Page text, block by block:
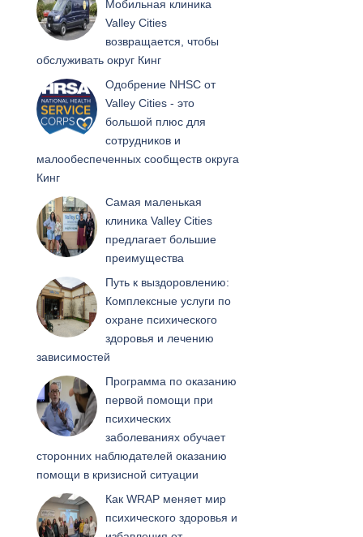
Мобильная клиника
Valley Cities
возвращается, чтобы
обслуживать округ Кинг
Одобрение NHSC от
Valley Cities - это
большой плюс для
сотрудников и
малообеспеченных сообществ округа
Кинг
Самая маленькая
клиника Valley Cities
предлагает большие
преимущества
Путь к выздоровлению:
Комплексные услуги по
охране психического
здоровья и лечению
зависимостей
Программа по оказанию
первой помощи при
психических
заболеваниях обучает
сторонних наблюдателей оказанию
помощи в кризисной ситуации
Как WRAP меняет мир
психического здоровья и